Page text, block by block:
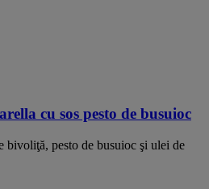
cu sos pesto de busuioc
bivoliţă, pesto de busuioc şi ulei de